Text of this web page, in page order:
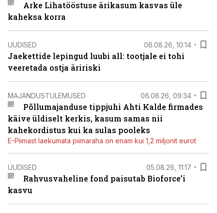
Arke Lihatööstuse ärikasum kasvas üle
kaheksa korra
UUDISED 06.08.26, 10:14
Jaekettide lepingud luubi all: tootjale ei tohi
veeretada ostja äririski
MAJANDUSTULEMUSED 06.08.26, 09:34
Põllumajanduse tippjuhi Ahti Kalde firmades
käive üldiselt kerkis, kasum samas nii
kahekordistus kui ka sulas pooleks
E-Piimast laekumata piimaraha on enam kui 1,2 miljonit eurot
UUDISED 05.08.26, 11:17
Rahvusvaheline fond paisutab Bioforce’i
kasvu